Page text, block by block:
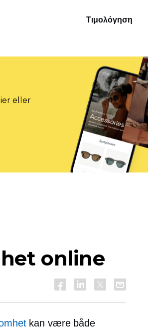
Τιμολόγηση
eller
online
kan være både